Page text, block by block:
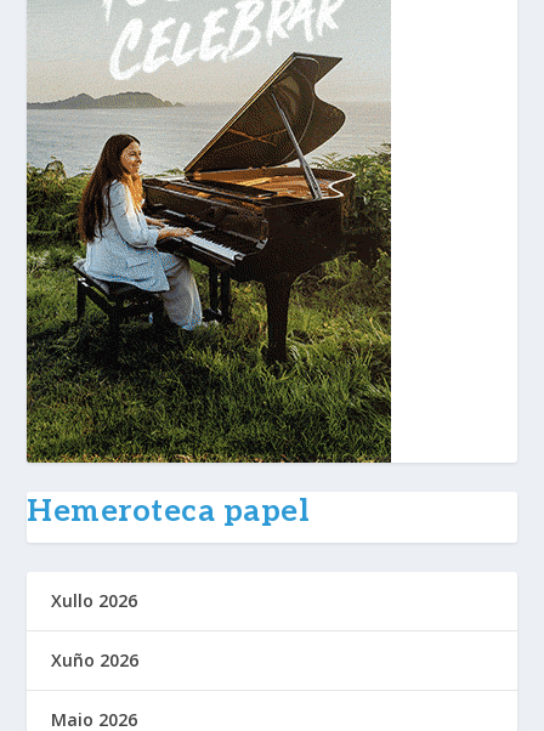
Hemeroteca papel
Xullo 2026
Xuño 2026
Maio 2026